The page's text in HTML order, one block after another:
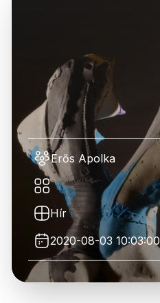
Erős Apolka
Hír
2020-08-03 10:03:00